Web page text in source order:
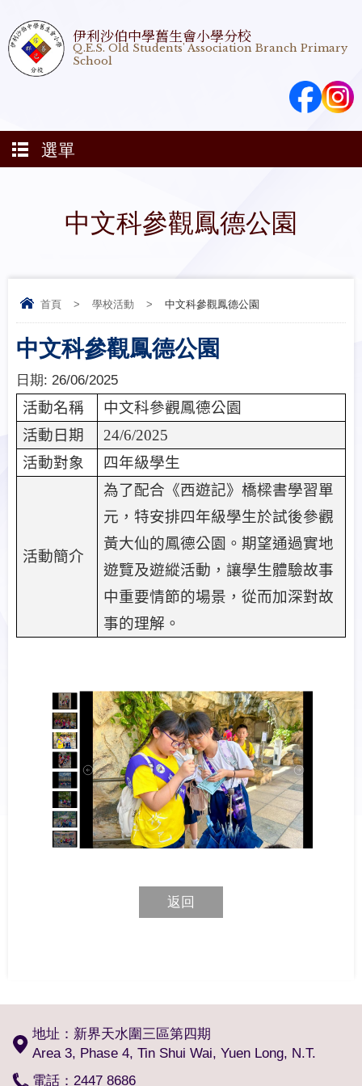
伊利沙伯中學舊生會小學分校
Q.E.S. Old Students' Association Branch Primary
School
選單
中文科參觀鳳德公園
首頁 > 學校活動 > 中文科參觀鳳德公園
中文科參觀鳳德公園
日期: 26/06/2025
活動名稱
中文科參觀鳳德公園
活動日期
24/6/2025
活動對象
四年級學生
活動簡介
為了配合《西遊記》橋樑書學習單
元，特安排四年級學生於試後參觀
黃大仙的鳳德公園。期望通過實地
遊覽及遊縱活動，讓學生體驗故事
中重要情節的場景，從而加深對故
事的理解。
返回
地址：新界天水圍三區第四期
Area 3, Phase 4, Tin Shui Wai, Yuen Long, N.T.
電話：2447 8686